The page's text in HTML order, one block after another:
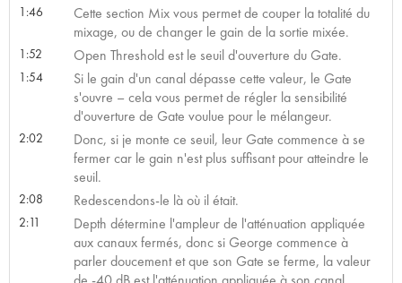
1:46
Cette section Mix vous permet de couper la totalité du
mixage, ou de changer le gain de la sortie mixée.
1:52 Open Threshold est le seuil d'ouverture du Gate.
1:54
Si le gain d'un canal dépasse cette valeur, le Gate
s'ouvre – cela vous permet de régler la sensibilité
d'ouverture de Gate voulue pour le mélangeur.
2:02
Donc, si je monte ce seuil, leur Gate commence à se
fermer car le gain n'est plus suffisant pour atteindre le
seuil.
2:08 Redescendons-le là où il était.
2:11
Depth détermine l'ampleur de l'atténuation appliquée
aux canaux fermés, donc si George commence à
parler doucement et que son Gate se ferme, la valeur